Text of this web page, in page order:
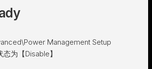
Management Setup
为【Disable】